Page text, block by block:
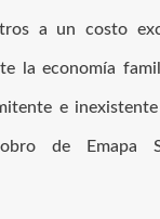
a un costo
la economía
e
de Emapa